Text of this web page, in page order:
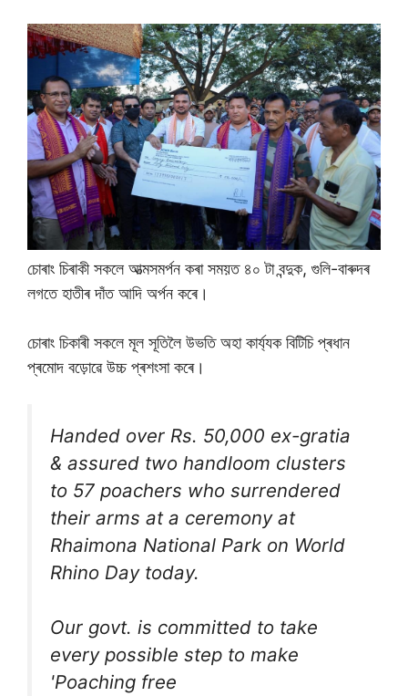
চোৰাং চিৰাকী সকলে আত্মসমৰ্পন কৰা সময়ত ৪০ টা বন্দুক, গুলি-বাৰুদৰ
লগতে হাতীৰ দাঁত আদি অৰ্পন কৰে।
চোৰাং চিকাৰী সকলে মূল সূতিলৈ উভতি অহা কাৰ্য্যক বিটিচি প্ৰধান
প্ৰমোদ বড়োৱে উচ্চ প্ৰশংসা কৰে।
Handed over Rs. 50,000 ex-gratia
& assured two handloom clusters
to 57 poachers who surrendered
their arms at a ceremony at
Rhaimona National Park on World
Rhino Day today.
Our govt. is committed to take
every possible step to make
'Poaching free